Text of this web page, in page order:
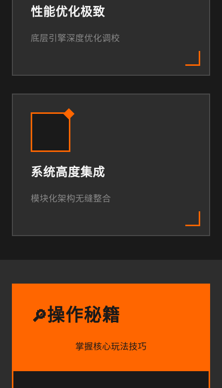
性能优化极致
底层引擎深度优化调校
系统高度集成
模块化架构无缝整合
🔎操作秘籍
掌握核心玩法技巧